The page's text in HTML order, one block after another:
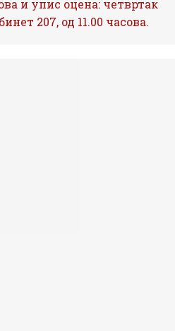
и упис оцена: четвртак
207, од 11.00 часова.